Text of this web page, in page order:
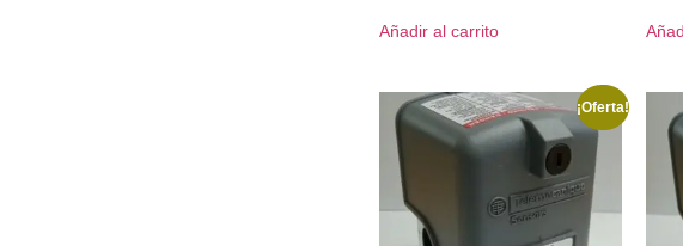
Añadir al carrito
¡Oferta!